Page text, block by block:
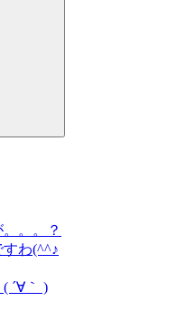
。。？
わ(^^♪
´∀｀ )